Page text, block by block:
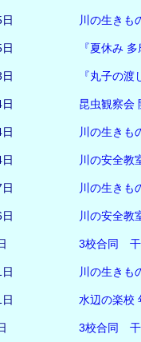
川の生き
『夏休み
『丸子の
昆虫観察会
川の生きも
川の安全教
川の生きも
川の安全教
3校合同 干
川の生きも
水辺の楽校
3校合同 干